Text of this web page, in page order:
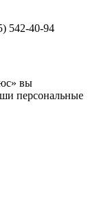
542-40-94
вы
персональные